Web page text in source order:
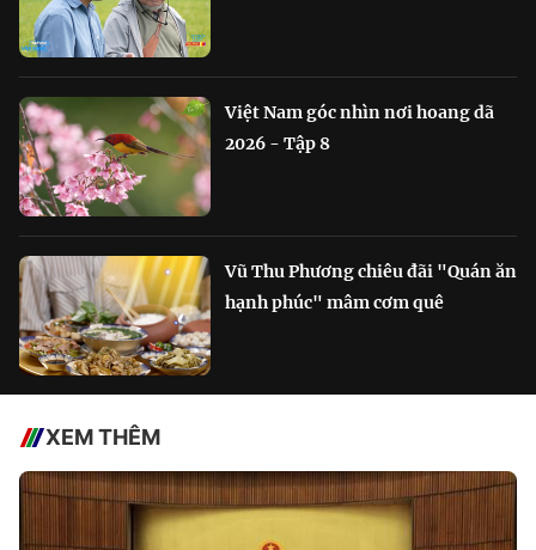
Việt Nam góc nhìn nơi hoang dã
2026 - Tập 8
Vũ Thu Phương chiêu đãi "Quán ăn
hạnh phúc" mâm cơm quê
XEM THÊM